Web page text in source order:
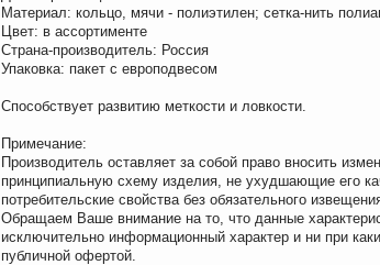
Материал: кольцо, мячи - полиэтилен; сетка-нить
Цвет: в ассортименте
Страна-производитель: Россия
Упаковка: пакет с европодвесом
Способствует развитию меткости и ловкости.
Примечание:
Производитель оставляет за собой право вносить
принципиальную схему изделия, не ухудшающие его
потребительские свойства без обязательного
Обращаем Ваше внимание на то, что данные
исключительно информационный характер и ни при
публичной офертой.